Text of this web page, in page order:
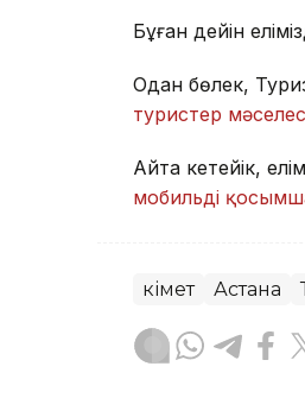
Бұған дейін
Одан бөлек,
туристер
Айта кетейік,
мобильді
Үкімет Астана